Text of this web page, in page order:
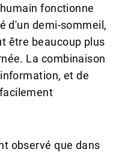
fonctionne
d'un demi-sommeil,
être beaucoup plus
La combinaison
et de
observé que dans